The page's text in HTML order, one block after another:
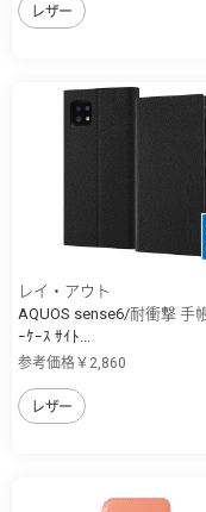
レザー
レイ・アウト
AQUOS sense6/耐衝撃 手
ｰｹｰｽ ｻｲﾄ...
参考価格￥2,860
レザー